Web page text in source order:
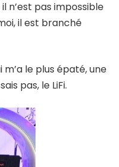
n’est pas impossible
il est branché
le plus épaté, une
pas, le LiFi.